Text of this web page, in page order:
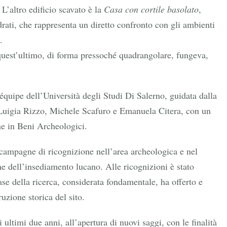
edificio scavato è la Casa con cortile basolato,
che rappresenta un diretto confronto con gli ambienti
di forma pressoché quadrangolare, fungeva,
dell’Università degli Studi Di Salerno, guidata dalla
Rizzo, Michele Scafuro e Emanuela Citera, con un
in Beni Archeologici.
di ricognizione nell’area archeologica e nel
dell’insediamento lucano. Alle ricognizioni è stato
della ricerca, considerata fondamentale, ha offerto e
storica del sito.
ultimi due anni, all’apertura di nuovi saggi, con le finalità